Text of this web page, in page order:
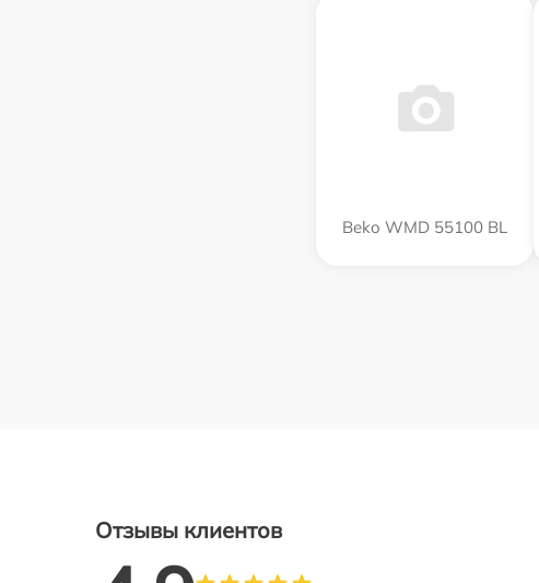
Beko WMD 55100 BL
Отзывы клиентов